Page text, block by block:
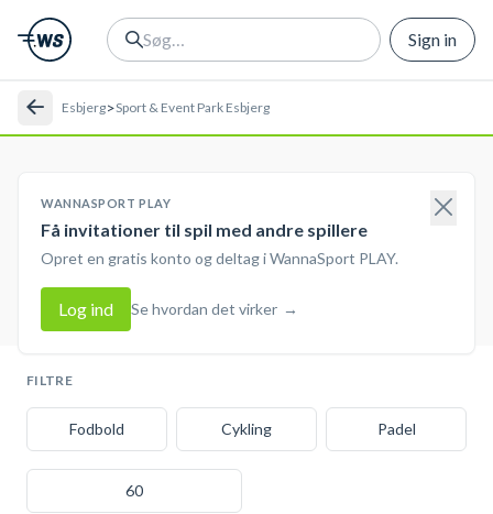
Sign in
Esbjerg>Sport & Event Park Esbjerg
WANNASPORT PLAY
Få invitationer til spil med andre spillere
Opret en gratis konto og deltag i WannaSport PLAY.
Log ind Se hvordan det virker →
FILTRE
Fodbold Cykling Padel
60